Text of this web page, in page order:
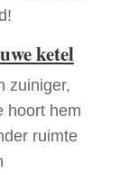
ketel
zuiniger,
hoort hem
ruimte